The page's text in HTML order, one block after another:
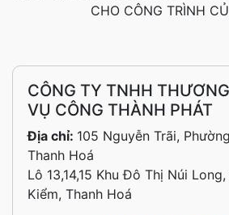
CHO CÔNG TRÌNH
CÔNG TY TNHH
VỤ CÔNG THÀNH PHÁT
Địa chỉ: 105 Nguyễn Trãi,
Thanh Hoá
Lô 13,14,15 Khu Đô Thị Núi
Kiểm, Thanh Hoá